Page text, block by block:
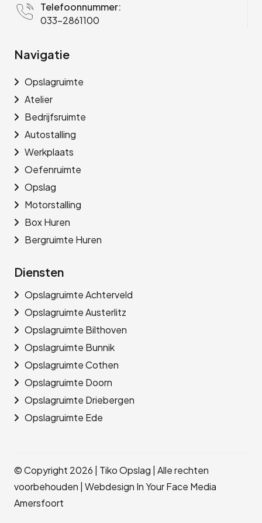
Telefoonnummer:
033-2861100
Navigatie
Opslagruimte
Atelier
Bedrijfsruimte
Autostalling
Werkplaats
Oefenruimte
Opslag
Motorstalling
Box Huren
Bergruimte Huren
Diensten
Opslagruimte Achterveld
Opslagruimte Austerlitz
Opslagruimte Bilthoven
Opslagruimte Bunnik
Opslagruimte Cothen
Opslagruimte Doorn
Opslagruimte Driebergen
Opslagruimte Ede
© Copyright 2026 | Tiko Opslag | Alle rechten
voorbehouden | Webdesign In Your Face Media
Amersfoort